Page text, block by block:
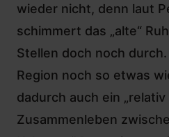
wieder nicht, denn laut
schimmert das „alte“
Stellen doch noch
Region noch so etwas
dadurch auch ein
Zusammenleben